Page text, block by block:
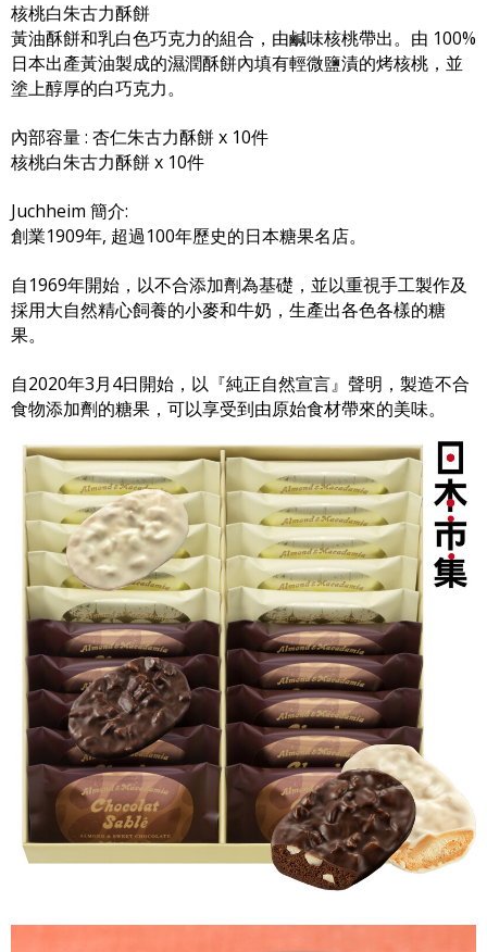
核桃白朱古力酥餅
黃油酥餅和乳白色巧克力的組合，由鹹味核桃帶出。由 100%
日本出產黃油製成的濕潤酥餅內填有輕微鹽漬的烤核桃，並
塗上醇厚的白巧克力。
內部容量 : 杏仁朱古力酥餅 x 10件
核桃白朱古力酥餅 x 10件
Juchheim 簡介:
創業1909年, 超過100年歷史的日本糖果名店。
自1969年開始，以不合添加劑為基礎，並以重視手工製作及
採用大自然精心飼養的小麥和牛奶，生產出各色各樣的糖
果。
自2020年3月4日開始，以『純正自然宣言』聲明，製造不合
食物添加劑的糖果，可以享受到由原始食材帶來的美味。